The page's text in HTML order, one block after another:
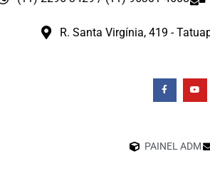
R. Santa Virgínia, 419 -
PAINEL ADM